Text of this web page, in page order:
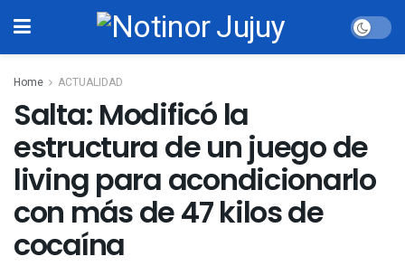
Home ACTUALIDAD
Salta: Modificó la
estructura de un juego de
living para acondicionarlo
con más de 47 kilos de
cocaína